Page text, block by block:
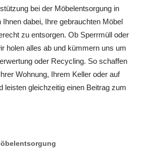
bei der Möbelentsorgung in
Ihnen dabei, Ihre gebrauchten Möbel
zu entsorgen. Ob Sperrmüll oder
holen alles ab und kümmern uns um
oder Recycling. So schaffen
Wohnung, Ihrem Keller oder auf
leisten gleichzeitig einen Beitrag zum